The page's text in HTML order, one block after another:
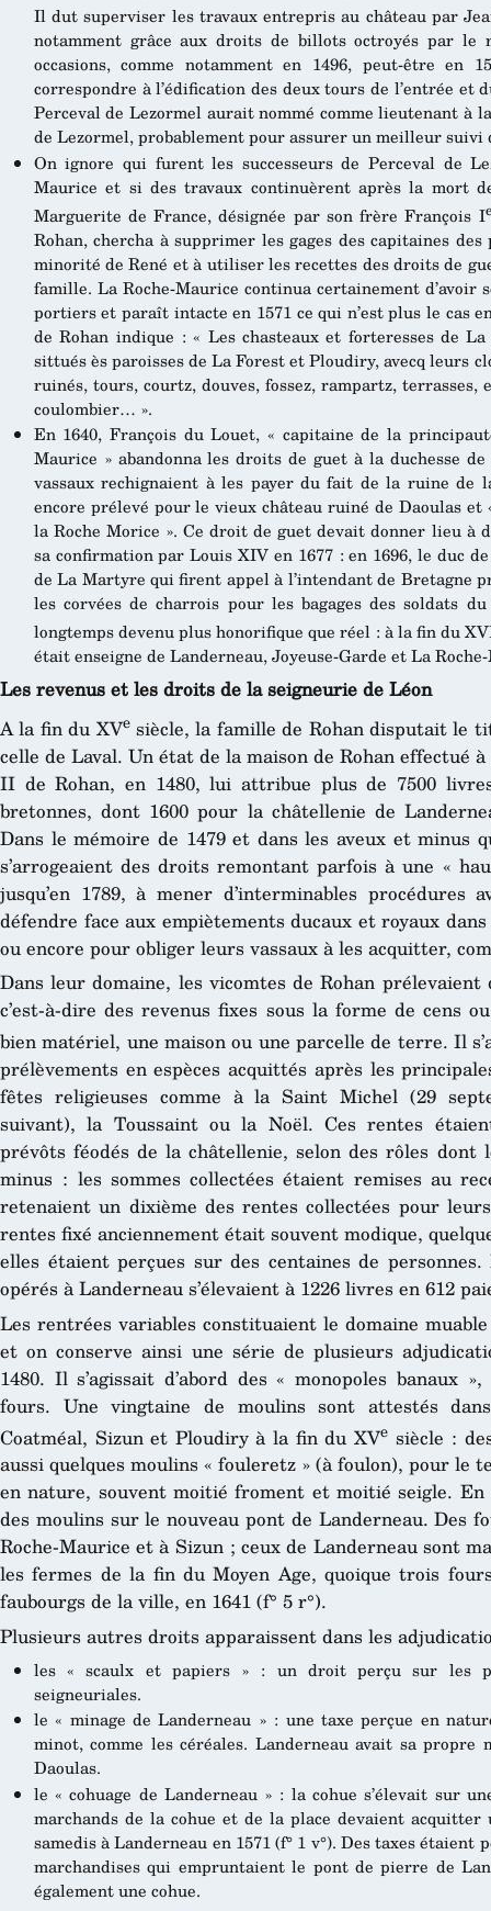
Il dut superviser les travaux entrepris au château par
notamment grâce aux droits de billots octroyés par le
occasions, comme notamment en 1496, peut-être en
correspondre à l’édification des deux tours de l’entrée et
Perceval de Lezormel aurait nommé comme lieutenant à
de Lezormel, probablement pour assurer un meilleur suivi
On ignore qui furent les successeurs de Perceval de
Maurice et si des travaux continuèrent après la mort
Marguerite de France, désignée par son frère François I
Rohan, chercha à supprimer les gages des capitaines
minorité de René et à utiliser les recettes des droits de
famille. La Roche-Maurice continua certainement d’avoir
portiers et paraît intacte en 1571 ce qui n’est plus le cas
de Rohan indique : « Les chasteaux et forteresses de
sittués ès paroisses de La Forest et Ploudiry, avecq leurs
ruinés, tours, courtz, douves, fossez, rampartz,
coulombier… ».
En 1640, François du Louet, « capitaine de la
Maurice » abandonna les droits de guet à la duchesse
vassaux rechignaient à les payer du fait de la ruine de
encore prélevé pour le vieux château ruiné de Daoulas et
la Roche Morice ». Ce droit de guet devait donner lieu à
sa confirmation par Louis XIV en 1677 : en 1696, le duc
de La Martyre qui firent appel à l’intendant de Bretagne
les corvées de charrois pour les bagages des soldats
longtemps devenu plus honorifique que réel : à la fin du
était enseigne de Landerneau, Joyeuse-Garde et La
Les revenus et les droits de la seigneurie de Léon
A la fin du XVesiècle, la famille de Rohan disputait le
celle de Laval. Un état de la maison de Rohan effectué à
II de Rohan, en 1480, lui attribue plus de 7500
bretonnes, dont 1600 pour la châtellenie de
Dans le mémoire de 1479 et dans les aveux et minus
s’arrogeaient des droits remontant parfois à une «
jusqu’en 1789, à mener d’interminables procédures
défendre face aux empiètements ducaux et royaux
ou encore pour obliger leurs vassaux à les acquitter,
Dans leur domaine, les vicomtes de Rohan prélevaient
c’est-à-dire des revenus fixes sous la forme de cens
bien matériel, une maison ou une parcelle de terre. Il
prélèvements en espèces acquittés après les
fêtes religieuses comme à la Saint Michel (29
suivant), la Toussaint ou la Noël. Ces rentes
prévôts féodés de la châtellenie, selon des rôles
minus : les sommes collectées étaient remises au
retenaient un dixième des rentes collectées pour
rentes fixé anciennement était souvent modique,
elles étaient perçues sur des centaines de
opérés à Landerneau s’élevaient à 1226 livres en 612
Les rentrées variables constituaient le domaine
et on conserve ainsi une série de plusieurs
1480. Il s’agissait d’abord des « monopoles banaux
fours. Une vingtaine de moulins sont attestés
Coatméal, Sizun et Ploudiry à la fin du XVesiècle :
aussi quelques moulins « fouleretz » (à foulon), pour le
en nature, souvent moitié froment et moitié seigle.
des moulins sur le nouveau pont de Landerneau. Des
Roche-Maurice et à Sizun ; ceux de Landerneau sont
les fermes de la fin du Moyen Age, quoique trois
faubourgs de la ville, en 1641 (f° 5 r°).
Plusieurs autres droits apparaissent dans les
les « scaulx et papiers » : un droit perçu sur les
seigneuriales.
le « minage de Landerneau » : une taxe perçue en
minot, comme les céréales. Landerneau avait sa propre
Daoulas.
le « cohuage de Landerneau » : la cohue s’élevait sur
marchands de la cohue et de la place devaient
samedis à Landerneau en 1571 (f° 1 v°). Des taxes
marchandises qui empruntaient le pont de pierre de
également une cohue.